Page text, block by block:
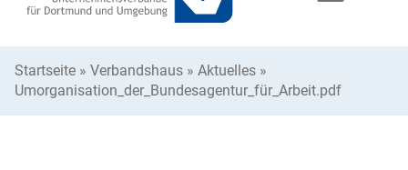
Startseite » Verbandshaus » Aktuelles »
Umorganisation_der_Bundesagentur_für_Arbeit.pdf